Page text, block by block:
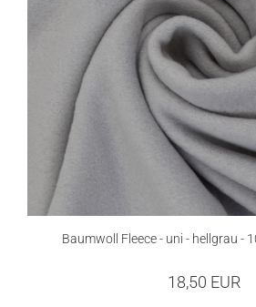
Baumwoll Fleece - uni - hellgrau -
18,50 EUR